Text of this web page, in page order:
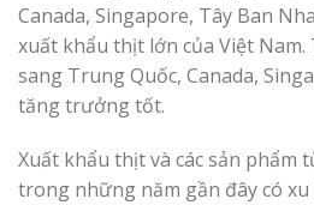
Canada, Singapore, Tây Ban
xuất khẩu thịt lớn của Việt
sang Trung Quốc, Canada,
tăng trưởng tốt.
Xuất khẩu thịt và các sản phẩm
trong những năm gần đây có